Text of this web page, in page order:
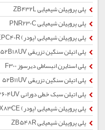
پلی پروپیلن شیمیایی ZB432L
پلی پروپیلن شیمیایی PNR230C
پلی پروپیلن شیمیایی (پودر) EPC40R
پلی اتیلن سنگین تزریقی 52B18UV
پلی استایرن انبساطی دیرسوز F300
پلی اتیلن سنگین تزریقی 52B11UV
پلی اتیلن سبک خطی دورانی 32604UV
پلی پروپیلن شیمیایی (پودر) EP2X83CE
پلی پروپیلن شیمیایی ZB548R